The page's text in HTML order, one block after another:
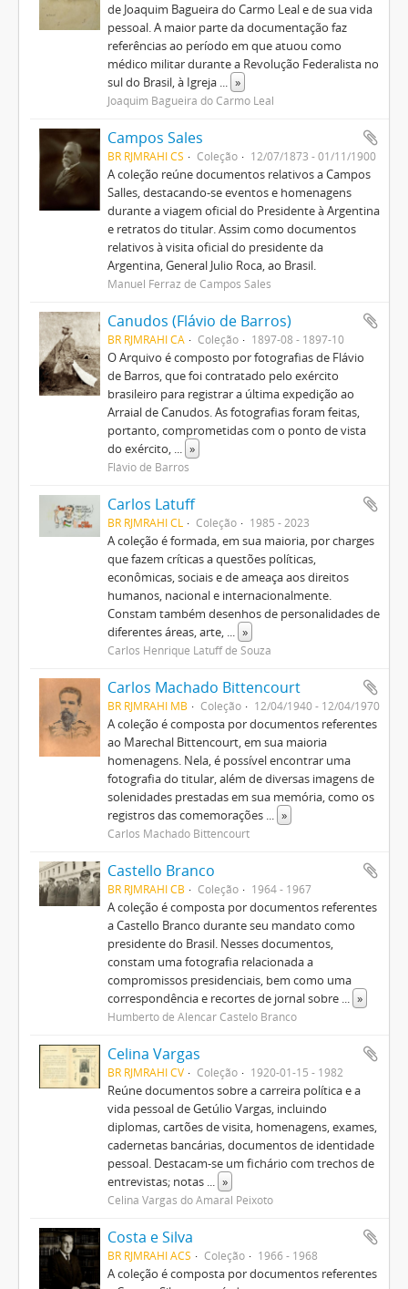
de Joaquim Bagueira do Carmo Leal e de sua vida
pessoal. A maior parte da documentação faz
referências ao período em que atuou como
médico militar durante a Revolução Federalista no
sul do Brasil, à Igreja ... »
Joaquim Bagueira do Carmo Leal
Campos Sales
BR RJMRAHI CS Coleção 12/07/1873 - 01/11/1900
A coleção reúne documentos relativos a Campos
Salles, destacando-se eventos e homenagens
durante a viagem oficial do Presidente à Argentina
e retratos do titular. Assim como documentos
relativos à visita oficial do presidente da
Argentina, General Julio Roca, ao Brasil.
Manuel Ferraz de Campos Sales
Canudos (Flávio de Barros)
BR RJMRAHI CA Coleção 1897-08 - 1897-10
O Arquivo é composto por fotografias de Flávio
de Barros, que foi contratado pelo exército
brasileiro para registrar a última expedição ao
Arraial de Canudos. As fotografias foram feitas,
portanto, comprometidas com o ponto de vista
do exército, ... »
Flávio de Barros
Carlos Latuff
BR RJMRAHI CL Coleção 1985 - 2023
A coleção é formada, em sua maioria, por charges
que fazem críticas a questões políticas,
econômicas, sociais e de ameaça aos direitos
humanos, nacional e internacionalmente.
Constam também desenhos de personalidades de
diferentes áreas, arte, ... »
Carlos Henrique Latuff de Souza
Carlos Machado Bittencourt
BR RJMRAHI MB Coleção 12/04/1940 - 12/04/1970
A coleção é composta por documentos referentes
ao Marechal Bittencourt, em sua maioria
homenagens. Nela, é possível encontrar uma
fotografia do titular, além de diversas imagens de
solenidades prestadas em sua memória, como os
registros das comemorações ... »
Carlos Machado Bittencourt
Castello Branco
BR RJMRAHI CB Coleção 1964 - 1967
A coleção é composta por documentos referentes
a Castello Branco durante seu mandato como
presidente do Brasil. Nesses documentos,
constam uma fotografia relacionada a
compromissos presidenciais, bem como uma
correspondência e recortes de jornal sobre ... »
Humberto de Alencar Castelo Branco
Celina Vargas
BR RJMRAHI CV Coleção 1920-01-15 - 1982
Reúne documentos sobre a carreira política e a
vida pessoal de Getúlio Vargas, incluindo
diplomas, cartões de visita, homenagens, exames,
cadernetas bancárias, documentos de identidade
pessoal. Destacam-se um fichário com trechos de
entrevistas; notas ... »
Celina Vargas do Amaral Peixoto
Costa e Silva
BR RJMRAHI ACS Coleção 1966 - 1968
A coleção é composta por documentos referentes